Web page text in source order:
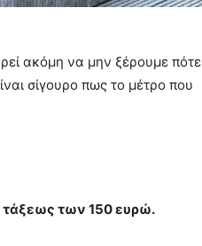
ακόμη να μην ξέρουμε πότε
σίγουρο πως το μέτρο που
τάξεως των 150 ευρώ.